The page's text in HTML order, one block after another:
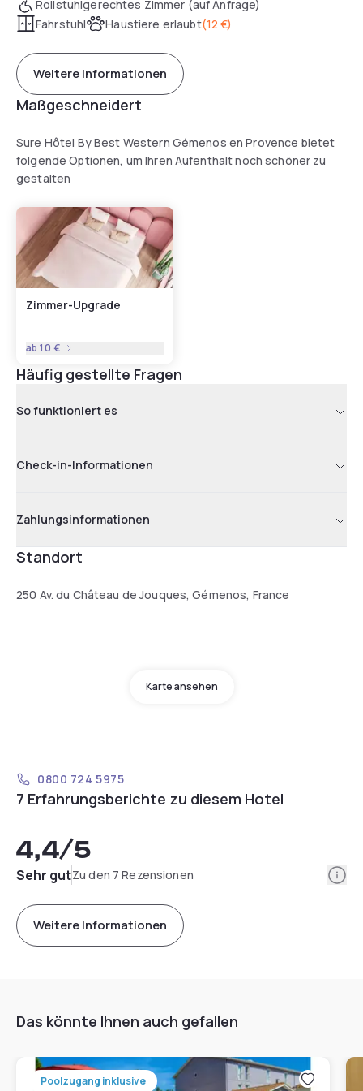
Rollstuhlgerechtes Zimmer (auf Anfrage)
Fahrstuhl
Haustiere erlaubt(12 €)
Weitere Informationen
Maßgeschneidert
Sure Hôtel By Best Western Gémenos en Provence bietet
folgende Optionen, um Ihren Aufenthalt noch schöner zu
gestalten
Zimmer-Upgrade
ab10 €
Häufig gestellte Fragen
So funktioniert es
Check-in-Informationen
Zahlungsinformationen
Standort
250 Av. du Château de Jouques, Gémenos, France
Karte ansehen
0800 724 5975
7 Erfahrungsberichte zu diesem Hotel
4,4/5
Sehr gutZu den 7 Rezensionen
Weitere Informationen
Das könnte Ihnen auch gefallen
Poolzugang inklusive